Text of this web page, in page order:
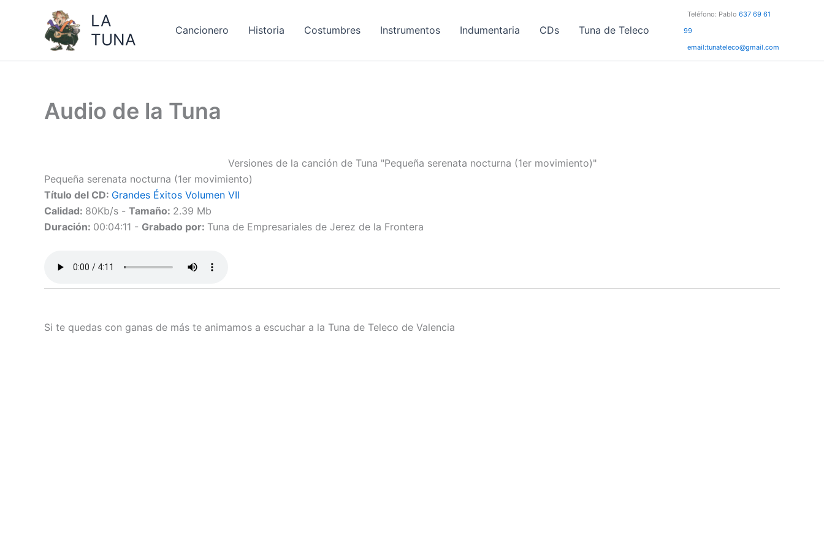
contenido
LA
TUNA
Cancionero Historia Costumbres Instrumentos Indumentaria CDs Tuna de Teleco
Teléfono: Pablo 637 69 61
99
email:tunateleco@gmail.com
Audio de la Tuna
Versiones de la canción de Tuna "Pequeña serenata nocturna (1er movimiento)"
Pequeña serenata nocturna (1er movimiento)
Título del CD: Grandes Éxitos Volumen VII
Calidad: 80Kb/s - Tamaño: 2.39 Mb
Duración: 00:04:11 - Grabado por: Tuna de Empresariales de Jerez de la Frontera
Si te quedas con ganas de más te animamos a escuchar a la Tuna de Teleco de Valencia